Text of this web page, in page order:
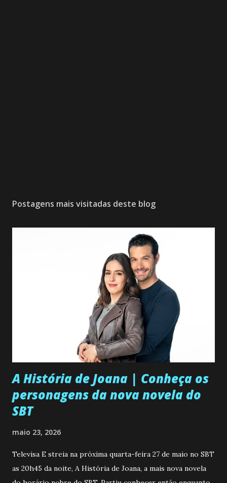
Postagens mais visitadas deste blog
A História de Joana | Conheça os
personagens da nova novela do
SBT
maio 23, 2026
Televisa E streia na próxima quarta-feira 27 de maio no SBT
as 20h45 da noite, A História de Joana, a mais nova novela